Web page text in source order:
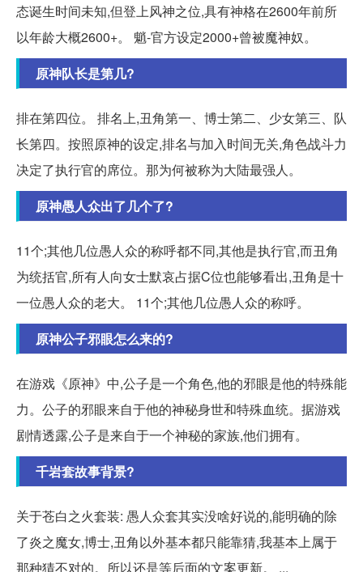
态诞生时间未知,但登上风神之位,具有神格在2600年前所
以年龄大概2600+。 魈-官方设定2000+曾被魔神奴。
原神队长是第几?
排在第四位。 排名上,丑角第一、博士第二、少女第三、队
长第四。按照原神的设定,排名与加入时间无关,角色战斗力
决定了执行官的席位。那为何被称为大陆最强人。
原神愚人众出了几个了?
11个;其他几位愚人众的称呼都不同,其他是执行官,而丑角
为统括官,所有人向女士默哀占据C位也能够看出,丑角是十
一位愚人众的老大。 11个;其他几位愚人众的称呼。
原神公子邪眼怎么来的?
在游戏《原神》中,公子是一个角色,他的邪眼是他的特殊能
力。公子的邪眼来自于他的神秘身世和特殊血统。据游戏
剧情透露,公子是来自于一个神秘的家族,他们拥有。
千岩套故事背景?
关于苍白之火套装: 愚人众套其实没啥好说的,能明确的除
了炎之魔女,博士,丑角以外基本都只能靠猜,我基本上属于
那种猜不对的。所以还是等后面的文案更新。 ...